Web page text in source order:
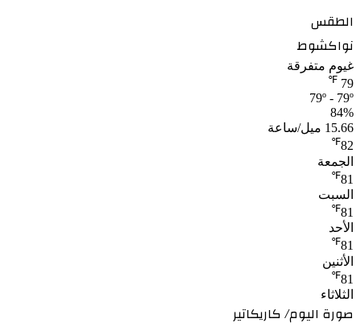
الطقس
نواكشوط
غيوم متفرقة
79
℉
79º - 79º
84%
15.66 ميل/ساعة
82
℉
الجمعة
81
℉
السبت
81
℉
الأحد
81
℉
الأثنين
81
℉
الثلاثاء
صورة اليوم/ كاريكاتير